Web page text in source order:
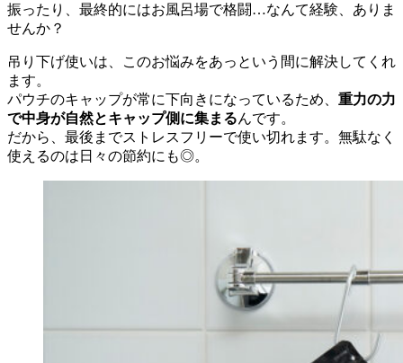
振ったり、最終的にはお風呂場で格闘…なんて経験、ありま
せんか？
吊り下げ使いは、このお悩みをあっという間に解決してくれ
ます。
パウチのキャップが常に下向きになっているため、 重力の力
で中身が自然とキャップ側に集まるんです。
だから、最後までストレスフリーで使い切れます。無駄なく
使えるのは日々の節約にも◎。